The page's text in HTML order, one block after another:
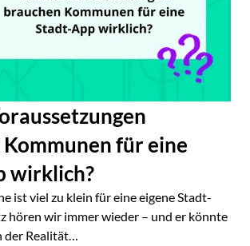
für eine
wirklich?
ist viel zu klein für eine eigene Stadt-
hören wir immer wieder – und er könnte
der Realität…